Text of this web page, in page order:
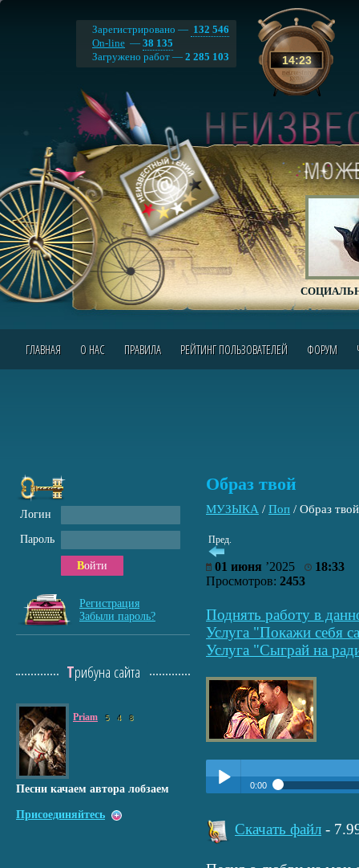
14:23
Зарегистрировано — 132 546
On-line — 38 135
Загружено работ — 2 285 103
ГЛАВНАЯ О НАС ПРАВИЛА РЕЙТИНГ ПОЛЬЗОВАТЕЛЕЙ ФОРУМ
Образ твой
МУЗЫКА / Поп / Образ твой
Пред.
01 июня ’2025
18:33
Просмотров: 2453
Поднять работу в
Услуга "Покажи себя
Услуга "Сыграй на
Play /
0:00
Скачать файл -
Логин
Пароль
Войти
Регистрация
Забыли пароль?
Трибуна сайта
Priam 5 4 8
Песни качаем автора лобзаем
Присоединяйтесь